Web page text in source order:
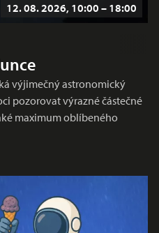
12. 08. 2026, 10:00 – 18:00
výjimečný astronomický
pozorovat výrazné částečné
maximum oblíbeného